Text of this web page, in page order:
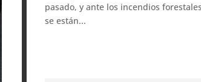
pasado, y ante los incendios
se están...